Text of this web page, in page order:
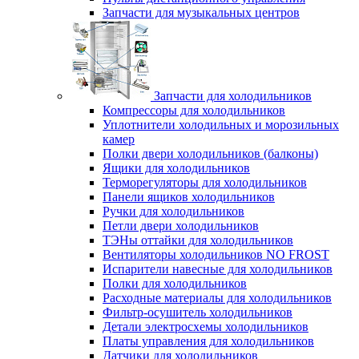
Запчасти для музыкальных центров
Запчасти для холодильников
Компрессоры для холодильников
Уплотнители холодильных и морозильных
камер
Полки двери холодильников (балконы)
Ящики для холодильников
Терморегуляторы для холодильников
Панели ящиков холодильников
Ручки для холодильников
Петли двери холодильников
ТЭНы оттайки для холодильников
Вентиляторы холодильников NO FROST
Испарители навесные для холодильников
Полки для холодильников
Расходные материалы для холодильников
Фильтр-осушитель холодильников
Детали электросхемы холодильников
Платы управления для холодильников
Датчики для холодильников